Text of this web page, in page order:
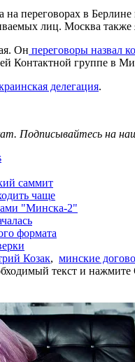
на переговорах в Берлине
лиц. Москва
Он переговоры назвал
Контактной группе в
делегация.
Подписывайтесь на
саммит
чаще
"Минска-2"
формата
Козак, минские
текст и